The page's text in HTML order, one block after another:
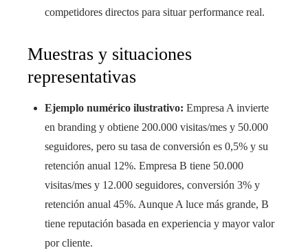
competidores directos para situar performance real.
Muestras y situaciones
representativas
Ejemplo numérico ilustrativo: Empresa A invierte
en branding y obtiene 200.000 visitas/mes y 50.000
seguidores, pero su tasa de conversión es 0,5% y su
retención anual 12%. Empresa B tiene 50.000
visitas/mes y 12.000 seguidores, conversión 3% y
retención anual 45%. Aunque A luce más grande, B
tiene reputación basada en experiencia y mayor valor
por cliente.